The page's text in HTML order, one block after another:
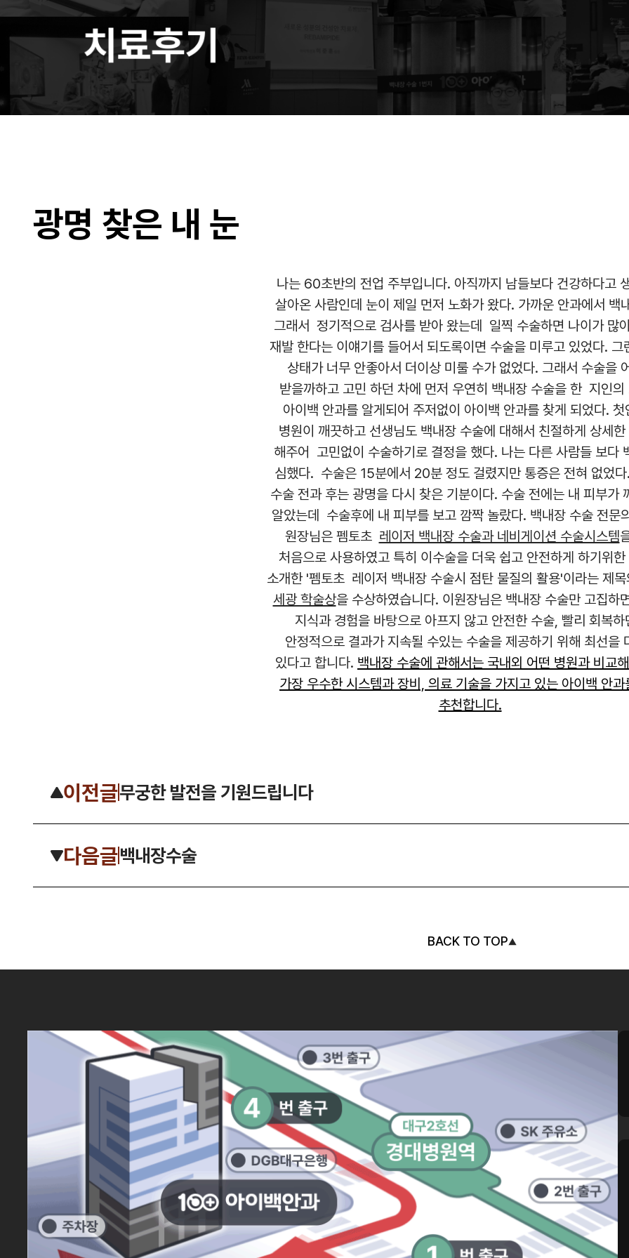
광명 찾은 내 눈
나는 60초반의 전업 주부입니다. 아직까지 남들보다 건강하다고
살아온 사람인데 눈이 제일 먼저 노화가 왔다. 가까운 안과에서 백
그래서 정기적으로 검사를 받아 왔는데 일찍 수술하면 나이가 많
재발 한다는 이얘기를 들어서 되도록이면 수술을 미루고 있었다. 그
상태가 너무 안좋아서 더이상 미룰 수가 없었다. 그래서 수술을
받을까하고 고민 하던 차에 먼저 우연히 백내장 수술을 한 지인의
아이백 안과를 알게되어 주저없이 아이백 안과를 찾게 되었다. 첫
병원이 깨끗하고 선생님도 백내장 수술에 대해서 친절하게 상세
해주어 고민없이 수술하기로 결정을 했다. 나는 다른 사람들 보다
심했다. 수술은 15분에서 20분 정도 걸렸지만 통증은 전혀 없었
수술 전과 후는 광명을 다시 찾은 기분이다. 수술 전에는 내 피부가
알았는데 수술후에 내 피부를 보고 깜짝 놀랐다. 백내장 수술 전문
원장님은 펨토초 레이저 백내장 수술과 네비게이션 수술시스템
처음으로 사용하였고 특히 이수술을 더욱 쉽고 안전하게 하기위
소개한 '펨토초 레이저 백내장 수술시 점탄 물질의 활용'이라는 제
세광 학술상을 수상하였습니다. 이원장님은 백내장 수술만 고집하
지식과 경험을 바탕으로 아프지 않고 안전한 수술, 빨리 회복하
안정적으로 결과가 지속될 수있는 수술을 제공하기 위해 최선을
있다고 합니다. 백내장 수술에 관해서는 국내외 어떤 병원과 비교
가장 우수한 시스템과 장비, 의료 기술을 가지고 있는 아이백 안과
추천합니다.
이전글무궁한 발전을 기원드립니다
다음글백내장수술
BACK TO TOP